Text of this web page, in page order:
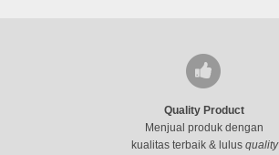
Quality Product
Menjual produk dengan
kualitas terbaik & lulus quality